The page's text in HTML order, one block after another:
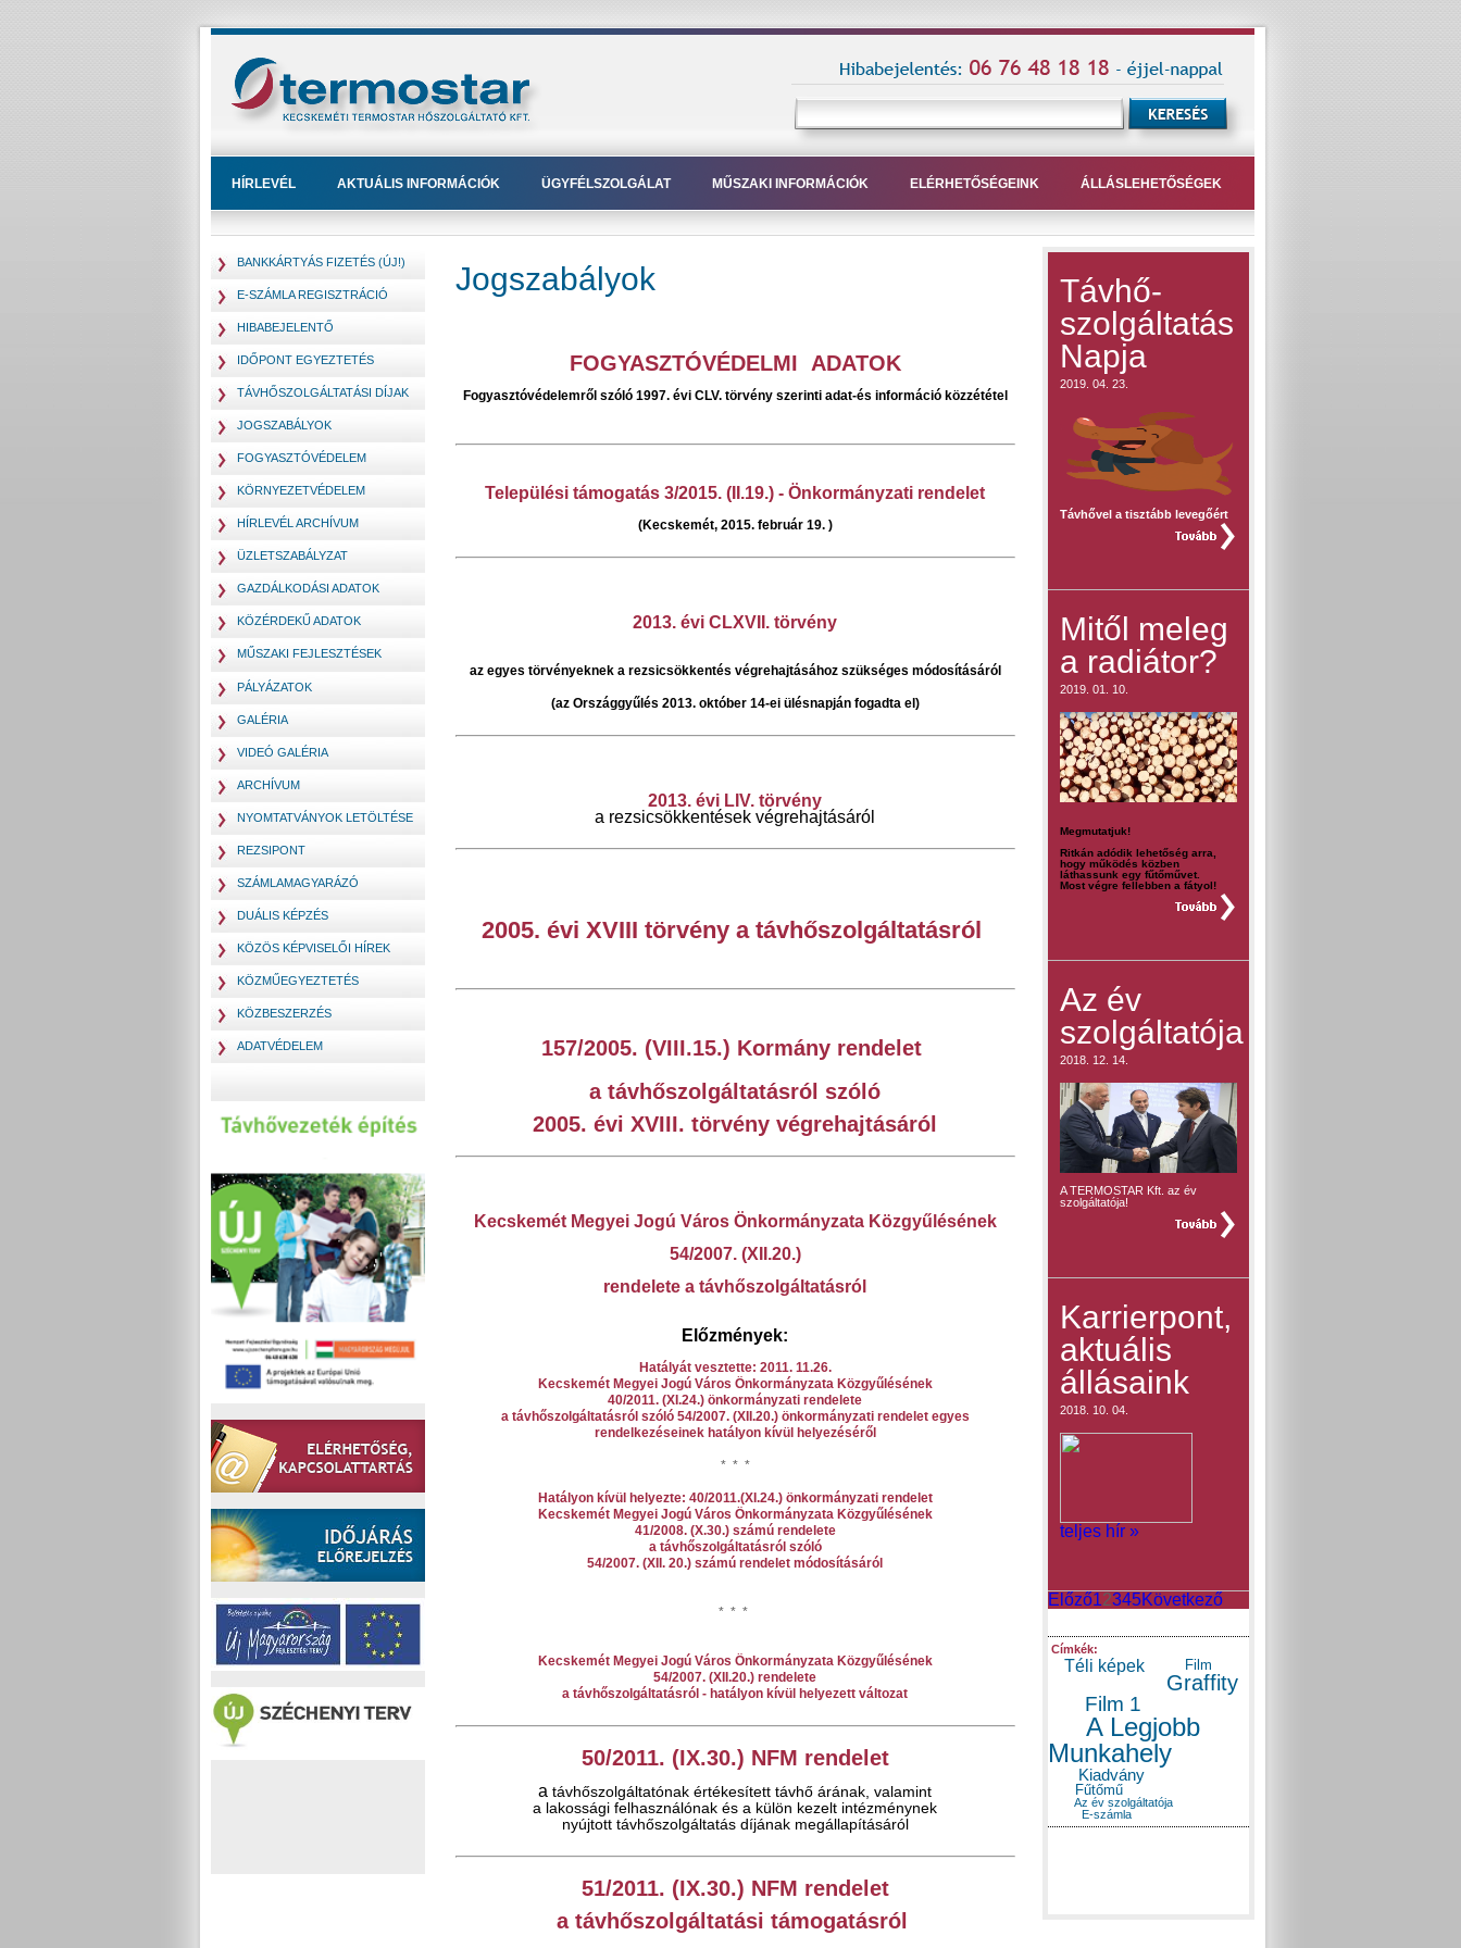
HÍRLEVÉL AKTUÁLIS INFORMÁCIÓK ÜGYFÉLSZOLGÁLAT MŰSZAKI INFORMÁCIÓK ELÉRHETŐSÉGEINK ÁLLÁSLEHETŐSÉGEK
BANKKÁRTYÁS FIZETÉS (ÚJ!)
E-SZÁMLA REGISZTRÁCIÓ
HIBABEJELENTŐ
IDŐPONT EGYEZTETÉS
TÁVHŐSZOLGÁLTATÁSI DÍJAK
JOGSZABÁLYOK
FOGYASZTÓVÉDELEM
KÖRNYEZETVÉDELEM
HÍRLEVÉL ARCHÍVUM
ÜZLETSZABÁLYZAT
GAZDÁLKODÁSI ADATOK
KÖZÉRDEKŰ ADATOK
MŰSZAKI FEJLESZTÉSEK
PÁLYÁZATOK
GALÉRIA
VIDEÓ GALÉRIA
ARCHÍVUM
NYOMTATVÁNYOK LETÖLTÉSE
REZSIPONT
SZÁMLAMAGYARÁZÓ
DUÁLIS KÉPZÉS
KÖZÖS KÉPVISELŐI HÍREK
KÖZMŰEGYEZTETÉS
KÖZBESZERZÉS
ADATVÉDELEM
Jogszabályok
FOGYASZTÓVÉDELMI ADATOK
Fogyasztóvédelemről szóló 1997. évi CLV. törvény szerinti adat-és információ közzététel
Települési támogatás 3/2015. (II.19.) - Önkormányzati rendelet
(Kecskemét, 2015. február 19. )
2013. évi CLXVII. törvény
az egyes törvényeknek a rezsicsökkentés végrehajtásához szükséges módosításáról
(az Országgyűlés 2013. október 14-ei ülésnapján fogadta el)
2013. évi LIV. törvény
a rezsicsökkentések végrehajtásáról
2005. évi XVIII törvény a távhőszolgáltatásról
157/2005. (VIII.15.) Kormány rendelet
a távhőszolgáltatásról szóló
2005. évi XVIII. törvény végrehajtásáról
Kecskemét Megyei Jogú Város Önkormányzata Közgyűlésének
54/2007. (XII.20.)
rendelete a távhőszolgáltatásról
Előzmények:
Hatályát vesztette: 2011. 11.26.
Kecskemét Megyei Jogú Város Önkormányzata Közgyűlésének
40/2011. (XI.24.) önkormányzati rendelete
a távhőszolgáltatásról szóló 54/2007. (XII.20.) önkormányzati rendelet egyes
rendelkezéseinek hatályon kívül helyezéséről
* * *
Hatályon kívül helyezte: 40/2011.(XI.24.) önkormányzati rendelet
Kecskemét Megyei Jogú Város Önkormányzata Közgyűlésének
41/2008. (X.30.) számú rendelete
a távhőszolgáltatásról szóló
54/2007. (XII. 20.) számú rendelet módosításáról
* * *
Kecskemét Megyei Jogú Város Önkormányzata Közgyűlésének
54/2007. (XII.20.) rendelete
a távhőszolgáltatásról - hatályon kívül helyezett változat
50/2011. (IX.30.) NFM rendelet
a távhőszolgáltatónak értékesített távhő árának, valamint
a lakossági felhasználónak és a külön kezelt intézménynek
nyújtott távhőszolgáltatás díjának megállapításáról
51/2011. (IX.30.) NFM rendelet
a távhőszolgáltatási támogatásról
Távhő-
szolgáltatás
Napja
2019. 04. 23.
Távhővel a tisztább levegőért
Mitől meleg
a radiátor?
2019. 01. 10.
Megmutatjuk!
Ritkán adódik lehetőség arra,
hogy működés közben
láthassunk egy fűtőművet.
Most végre fellebben a fátyol!
Az év
szolgáltatója
2018. 12. 14.
A TERMOSTAR Kft. az év
szolgáltatója!
Karrierpont,
aktuális
állásaink
2018. 10. 04.
teljes hír »
Előző12345Következő
Címkék:
Téli képek Film
Graffity
Film 1
A Legjobb
Munkahely
Kiadvány
Fűtőmű
Az év szolgáltatója
E-számla